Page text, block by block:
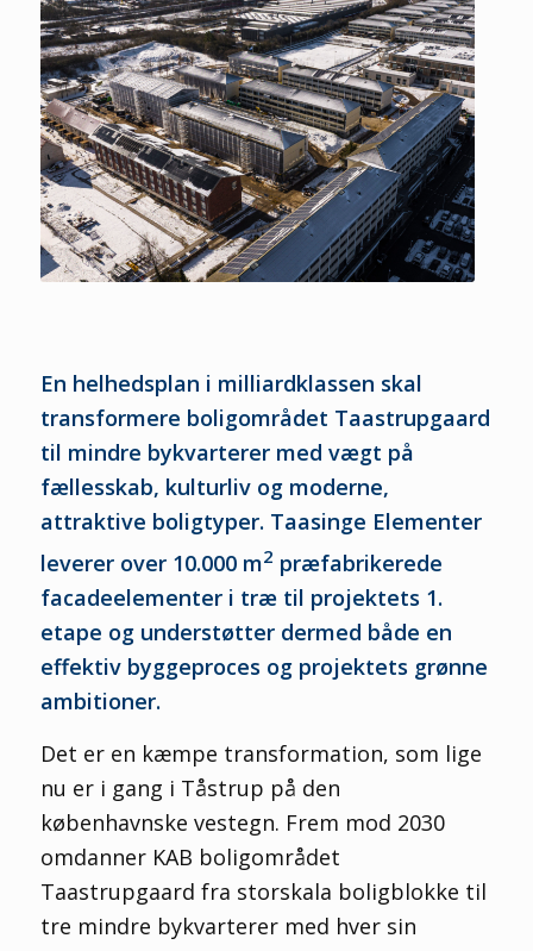
En helhedsplan i milliardklassen skal
transformere boligområdet Taastrupgaard
til mindre bykvarterer med vægt på
fællesskab, kulturliv og moderne,
attraktive boligtyper. Taasinge Elementer
leverer over 10.000 m2 præfabrikerede
facadeelementer i træ til projektets 1.
etape og understøtter dermed både en
effektiv byggeproces og projektets grønne
ambitioner.
Det er en kæmpe transformation, som lige
nu er i gang i Tåstrup på den
københavnske vestegn. Frem mod 2030
omdanner KAB boligområdet
Taastrupgaard fra storskala boligblokke til
tre mindre bykvarterer med hver sin